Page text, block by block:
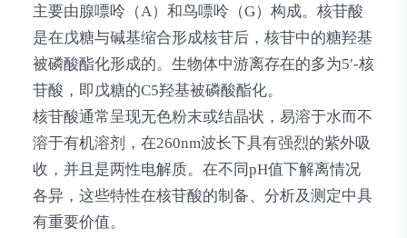
主要由腺嘌呤（A）和鸟嘌呤（G）构成。核苷酸
是在戊糖与碱基缩合形成核苷后，核苷中的糖羟基
被磷酸酯化形成的。生物体中游离存在的多为5′-核
苷酸，即戊糖的C5羟基被磷酸酯化。
核苷酸通常呈现无色粉末或结晶状，易溶于水而不
溶于有机溶剂，在260nm波长下具有强烈的紫外吸
收，并且是两性电解质。在不同pH值下解离情况
各异，这些特性在核苷酸的制备、分析及测定中具
有重要价值。